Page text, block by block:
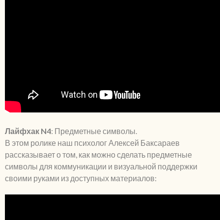
Лайфхак N4: Предметные символы.
В этом ролике наш психолог Алексей Баксараев
рассказывает о том, как можно сделать предметные
символы для коммуникации и визуальной поддержки
своими руками из доступных материалов: